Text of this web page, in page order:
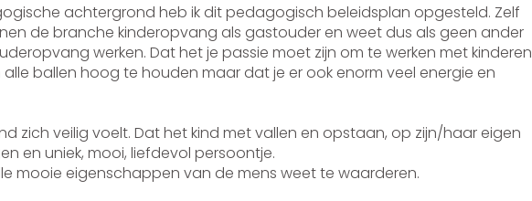
achtergrond heb ik dit pedagogisch beleidsplan opgesteld. Zelf
de branche kinderopvang als gastouder en weet dus als geen ander
werken. Dat het je passie moet zijn om te werken met kinderen
ballen hoog te houden maar dat je er ook enorm veel energie en
zich veilig voelt. Dat het kind met vallen en opstaan, op zijn/haar eigen
en uniek, mooi, liefdevol persoontje.
mooie eigenschappen van de mens weet te waarderen.